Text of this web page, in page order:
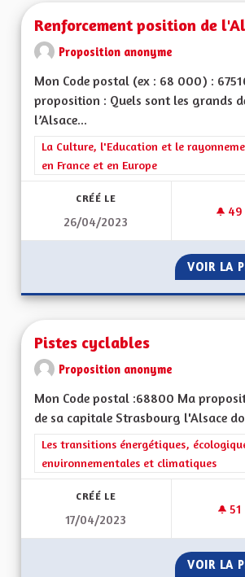
Renforcement position de
Proposition anonyme
Mon Code postal (ex : 68 000) :
proposition : Quels sont les grands
l’Alsace...
Filtrer les résultats de la catégorie : La
La Culture, l'Education et le
en France et en Europe
CRÉÉ LE
26/04/2023
49
VOIR LA
Pistes cyclables
Proposition anonyme
Mon Code postal :68800 Ma
de sa capitale Strasbourg l'Alsace
Filtrer les résultats de la catégorie :
Les transitions énergétiques,
environnementales et climatiques
CRÉÉ LE
17/04/2023
51
VOIR LA